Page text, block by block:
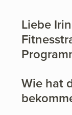
Liebe
Wie hat